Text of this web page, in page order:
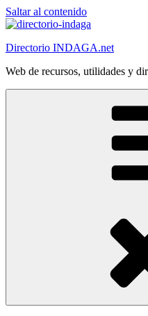
Saltar al contenido
Directorio INDAGA.net
Web de recursos, utilidades y